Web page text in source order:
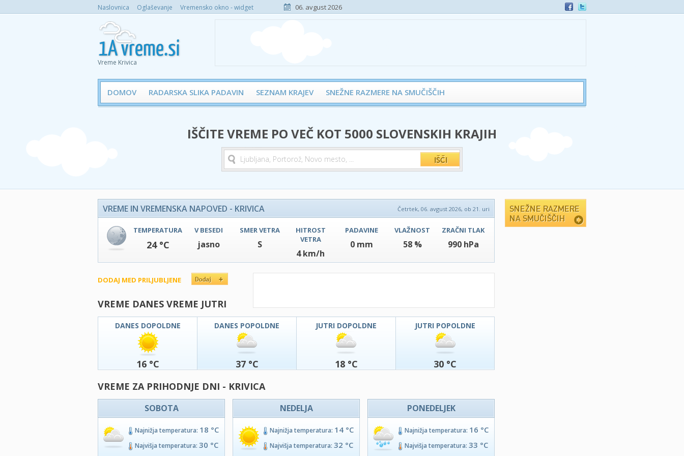
Naslovnica Oglaševanje Vremensko okno - widget 06. avgust 2026
Vreme Krivica
DOMOV RADARSKA SLIKA PADAVIN SEZNAM KRAJEV SNEŽNE RAZMERE NA SMUČIŠČIH
IŠČITE VREME PO VEČ KOT 5000 SLOVENSKIH KRAJIH
VREME IN VREMENSKA NAPOVED - KRIVICA Četrtek, 06. avgust 2026, ob 21. uri
TEMPERATURA
24 °C
V BESEDI
jasno
SMER VETRA
S
HITROST
VETRA
4 km/h
PADAVINE
0 mm
VLAŽNOST
58 %
ZRAČNI TLAK
990 hPa
DODAJ MED PRILJUBLJENE
VREME DANES VREME JUTRI
DANES DOPOLDNE
16 °C
DANES POPOLDNE
37 °C
JUTRI DOPOLDNE
18 °C
JUTRI POPOLDNE
30 °C
VREME ZA PRIHODNJE DNI - KRIVICA
SOBOTA
Najnižja temperatura: 18 °C
Najvišja temperatura: 30 °C
NEDELJA
Najnižja temperatura: 14 °C
Najvišja temperatura: 32 °C
PONEDELJEK
Najnižja temperatura: 16 °C
Najvišja temperatura: 33 °C